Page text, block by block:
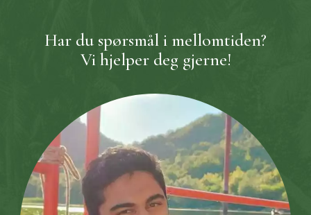
Har du spørsmål i mellomtiden?
Vi hjelper deg gjerne!